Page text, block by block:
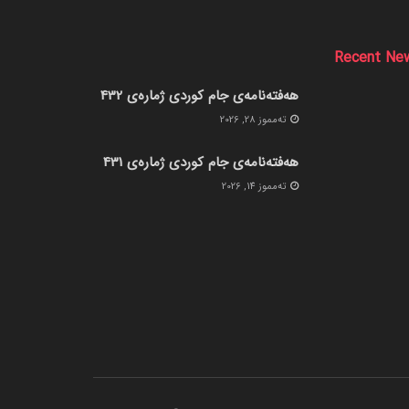
Recent
هەفتەنامەی جام کوردی ژمارەی 432
ته‌مموز 28, 2026
هەفتەنامەی جام کوردی ژمارەی 431
ته‌مموز 14, 2026